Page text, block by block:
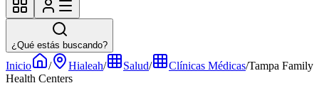
¿Qué estás buscando?
Inicio / Hialeah/ Salud/ Clínicas Médicas/Tampa Family
Health Centers